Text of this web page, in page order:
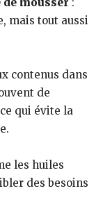
mais tout aussi
contenus dans
de
qui évite la
les huiles
des besoins